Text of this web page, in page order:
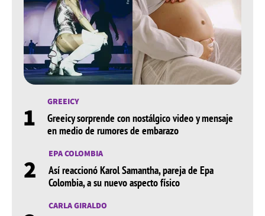
1 GREEICY
Greeicy sorprende con nostálgico video y mensaje
en medio de rumores de embarazo
2 EPA COLOMBIA
Así reaccionó Karol Samantha, pareja de Epa
Colombia, a su nuevo aspecto físico
CARLA GIRALDO